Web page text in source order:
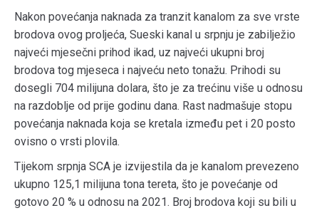
Nakon povećanja naknada za tranzit kanalom za sve vrste
brodova ovog proljeća, Sueski kanal u srpnju je zabilježio
najveći mjesečni prihod ikad, uz najveći ukupni broj
brodova tog mjeseca i najveću neto tonažu. Prihodi su
dosegli 704 milijuna dolara, što je za trećinu više u odnosu
na razdoblje od prije godinu dana. Rast nadmašuje stopu
povećanja naknada koja se kretala između pet i 20 posto
ovisno o vrsti plovila.
Tijekom srpnja SCA je izvijestila da je kanalom prevezeno
ukupno 125,1 milijuna tona tereta, što je povećanje od
gotovo 20 % u odnosu na 2021. Broj brodova koji su bili u